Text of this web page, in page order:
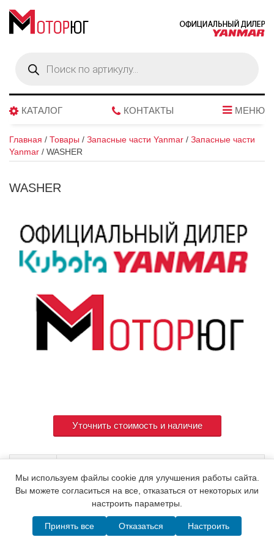
товаров
КАТАЛОГ КОНТАКТЫ МЕНЮ
Главная / Товары / Запасные части Yanmar / Запасные части
Yanmar / WASHER
WASHER
Уточнить стоимость и наличие
© 2015. Все права защищены.Мотор-Юг
Написать в MAX Telegram WhatsApp Позвонить
Мы используем файлы cookie для улучшения работы сайта.
Вы можете согласиться на все, отказаться от некоторых или
настроить параметры.
Принять все Отказаться Настроить